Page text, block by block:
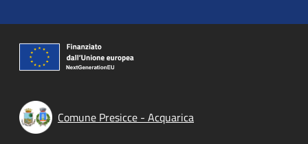
Comune Presicce - Acquarica